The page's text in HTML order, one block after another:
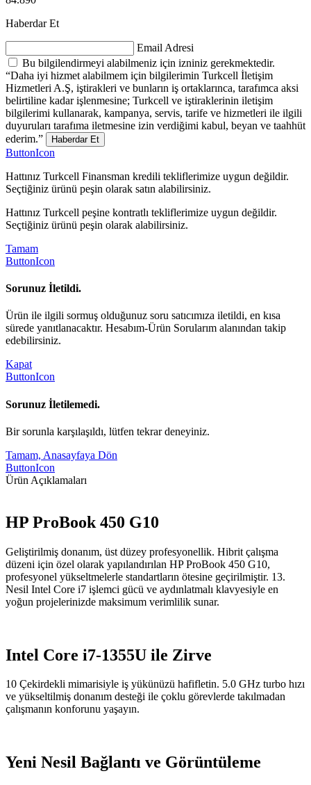
Haberdar Et
Email Adresi
Bu bilgilendirmeyi alabilmeniz için izniniz gerekmektedir.
“Daha iyi hizmet alabilmem için bilgilerimin Turkcell İletişim
Hizmetleri A.Ş, iştirakleri ve bunların iş ortaklarınca, tarafımca aksi
belirtiline kadar işlenmesine; Turkcell ve iştiraklerinin iletişim
bilgilerimi kullanarak, kampanya, servis, tarife ve hizmetleri ile ilgili
duyuruları tarafıma iletmesine izin verdiğimi kabul, beyan ve taahhüt
ederim.”
Haberdar Et
ButtonIcon
Hattınız Turkcell Finansman kredili tekliflerimize uygun değildir.
Seçtiğiniz ürünü peşin olarak satın alabilirsiniz.
Hattınız Turkcell peşine kontratlı tekliflerimize uygun değildir.
Seçtiğiniz ürünü peşin olarak alabilirsiniz.
Tamam
ButtonIcon
Sorunuz İletildi.
Ürün ile ilgili sormuş olduğunuz soru satıcımıza iletildi, en kısa
sürede yanıtlanacaktır. Hesabım-Ürün Sorularım alanından takip
edebilirsiniz.
Kapat
ButtonIcon
Sorunuz İletilemedi.
Bir sorunla karşılaşıldı, lütfen tekrar deneyiniz.
Tamam, Anasayfaya Dön
ButtonIcon
Ürün Açıklamaları
HP ProBook 450 G10
Geliştirilmiş donanım, üst düzey profesyonellik. Hibrit çalışma
düzeni için özel olarak yapılandırılan HP ProBook 450 G10,
profesyonel yükseltmelerle standartların ötesine geçirilmiştir. 13.
Nesil Intel Core i7 işlemci gücü ve aydınlatmalı klavyesiyle en
yoğun projelerinizde maksimum verimlilik sunar.
Intel Core i7-1355U ile Zirve
10 Çekirdekli mimarisiyle iş yükünüzü hafifletin. 5.0 GHz turbo hızı
ve yükseltilmiş donanım desteği ile çoklu görevlerde takılmadan
çalışmanın konforunu yaşayın.
Yeni Nesil Bağlantı ve Görüntüleme